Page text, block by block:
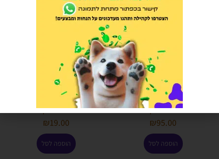
נוטריסורס מזון מופחת דגנים לכלב
בוגר כבש ואורז 1.8 קג
הרוויחו 4.75 נקודות ⭐
₪95.00
הוספה לסל
גרם בקופסה
הרוויחו 0.95 נקודות ⭐
₪19.00
הוספה לסל